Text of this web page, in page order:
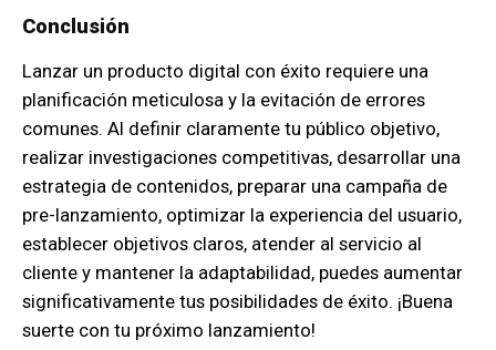
Conclusión
Lanzar un producto digital con éxito requiere una
planificación meticulosa y la evitación de errores
comunes. Al definir claramente tu público objetivo,
realizar investigaciones competitivas, desarrollar una
estrategia de contenidos, preparar una campaña de
pre-lanzamiento, optimizar la experiencia del usuario,
establecer objetivos claros, atender al servicio al
cliente y mantener la adaptabilidad, puedes aumentar
significativamente tus posibilidades de éxito. ¡Buena
suerte con tu próximo lanzamiento!